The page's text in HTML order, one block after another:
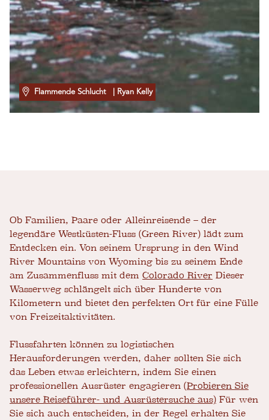
Flammende Schlucht | Ryan Kelly
Ob Familien, Paare oder Alleinreisende – der
legendäre Westküsten-Fluss (Green River) lädt zum
Entdecken ein. Von seinem Ursprung in den Wind
River Mountains von Wyoming bis zu seinem Ende
am Zusammenfluss mit dem Colorado River Dieser
Wasserweg schlängelt sich über Hunderte von
Kilometern und bietet den perfekten Ort für eine Fülle
von Freizeitaktivitäten.
Flussfahrten können zu logistischen
Herausforderungen werden, daher sollten Sie sich
das Leben etwas erleichtern, indem Sie einen
professionellen Ausrüster engagieren (Probieren Sie
unsere Reiseführer- und Ausrüstersuche aus) Für wen
Sie sich auch entscheiden, in der Regel erhalten Sie